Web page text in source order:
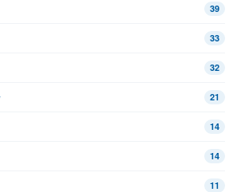
39
33
32
21
14
14
11